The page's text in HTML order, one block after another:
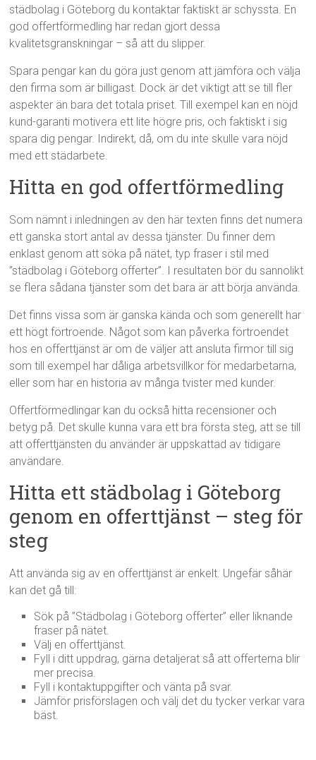
städbolag i Göteborg du kontaktar faktiskt är schyssta. En
god offertförmedling har redan gjort dessa
kvalitetsgranskningar – så att du slipper.
Spara pengar kan du göra just genom att jämföra och välja
den firma som är billigast. Dock är det viktigt att se till fler
aspekter än bara det totala priset. Till exempel kan en nöjd
kund-garanti motivera ett lite högre pris, och faktiskt i sig
spara dig pengar. Indirekt, då, om du inte skulle vara nöjd
med ett städarbete.
Hitta en god offertförmedling
Som nämnt i inledningen av den här texten finns det numera
ett ganska stort antal av dessa tjänster. Du finner dem
enklast genom att söka på nätet, typ fraser i stil med
”städbolag i Göteborg offerter”. I resultaten bör du sannolikt
se flera sådana tjänster som det bara är att börja använda.
Det finns vissa som är ganska kända och som generellt har
ett högt förtroende. Något som kan påverka förtroendet
hos en offerttjänst är om de väljer att ansluta firmor till sig
som till exempel har dåliga arbetsvillkor för medarbetarna,
eller som har en historia av många tvister med kunder.
Offertförmedlingar kan du också hitta recensioner och
betyg på. Det skulle kunna vara ett bra första steg, att se till
att offerttjänsten du använder är uppskattad av tidigare
användare.
Hitta ett städbolag i Göteborg
genom en offerttjänst – steg för
steg
Att använda sig av en offerttjänst är enkelt. Ungefär såhär
kan det gå till:
Sök på ”Städbolag i Göteborg offerter” eller liknande
fraser på nätet.
Välj en offerttjänst.
Fyll i ditt uppdrag, gärna detaljerat så att offerterna blir
mer precisa.
Fyll i kontaktuppgifter och vänta på svar.
Jämför prisförslagen och välj det du tycker verkar vara
bäst.